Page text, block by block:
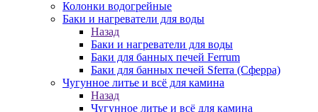
Колонки водогрейные
Баки и нагреватели для воды
Назад
Баки и нагреватели для воды
Баки для банных печей Ferrum
Баки для банных печей Sferra (Сферра)
Чугунное литье и всё для камина
Назад
Чугунное литье и всё для камина